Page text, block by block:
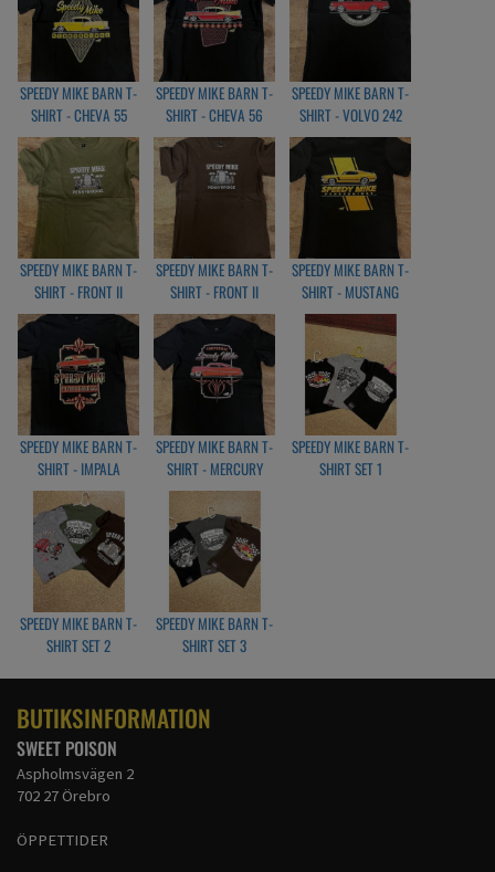
SPEEDY MIKE BARN T-
SHIRT - CHEVA 55
BLACK
SPEEDY MIKE BARN T-
SHIRT - CHEVA 56
BLACK
SPEEDY MIKE BARN T-
SHIRT - VOLVO 242
BLACK
SPEEDY MIKE BARN T-
SHIRT - FRONT II
OLIVGREEN
SPEEDY MIKE BARN T-
SHIRT - FRONT II
BRUN
SPEEDY MIKE BARN T-
SHIRT - MUSTANG
BLACK
SPEEDY MIKE BARN T-
SHIRT - IMPALA
BLACK
SPEEDY MIKE BARN T-
SHIRT - MERCURY
BLACK
SPEEDY MIKE BARN T-
SHIRT SET 1
SPEEDY MIKE BARN T-
SHIRT SET 2
SPEEDY MIKE BARN T-
SHIRT SET 3
BUTIKSINFORMATION
SWEET POISON
Aspholmsvägen 2
702 27 Örebro
ÖPPETTIDER